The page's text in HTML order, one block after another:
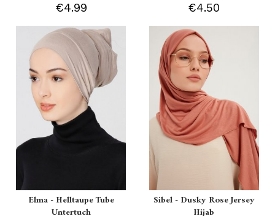
€4.99 €4.50
Elma - Helltaupe Tube
Untertuch
Sibel - Dusky Rose Jersey
Hijab